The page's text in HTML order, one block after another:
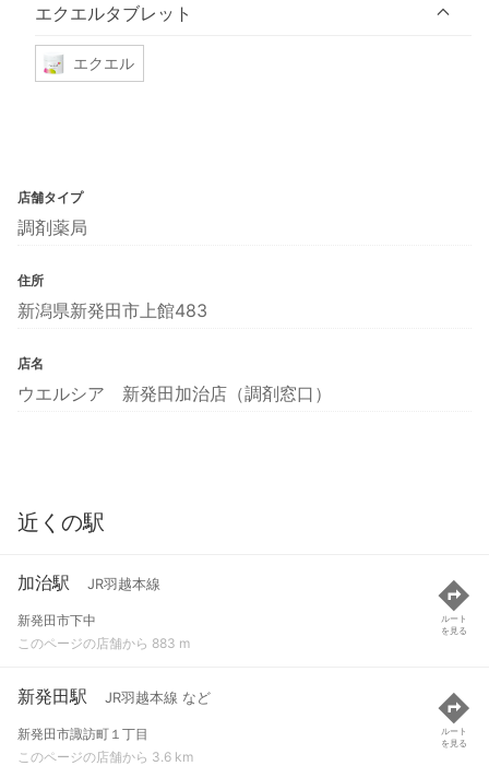
エクエルタブレット
エクエル
店舗タイプ
調剤薬局
住所
新潟県新発田市上館483
店名
ウエルシア 新発田加治店（調剤窓口）
近くの駅
加治駅 JR羽越本線
新発田市下中
このページの店舗から 883 m
ルート
を見る
新発田駅 JR羽越本線 など
新発田市諏訪町１丁目
このページの店舗から 3.6 km
ルート
を見る